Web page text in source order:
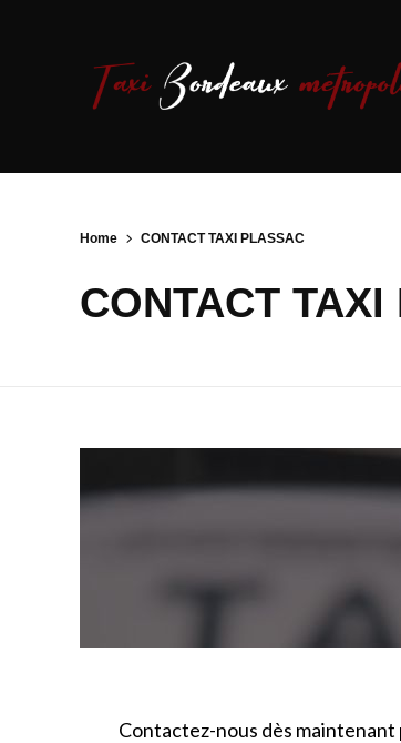
Home CONTACT TAXI PLASSAC
CONTACT
Contactez-nous dès